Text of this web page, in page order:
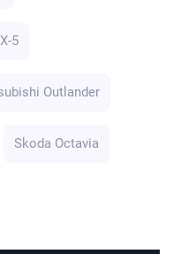
5
Outlander
Skoda Octavia